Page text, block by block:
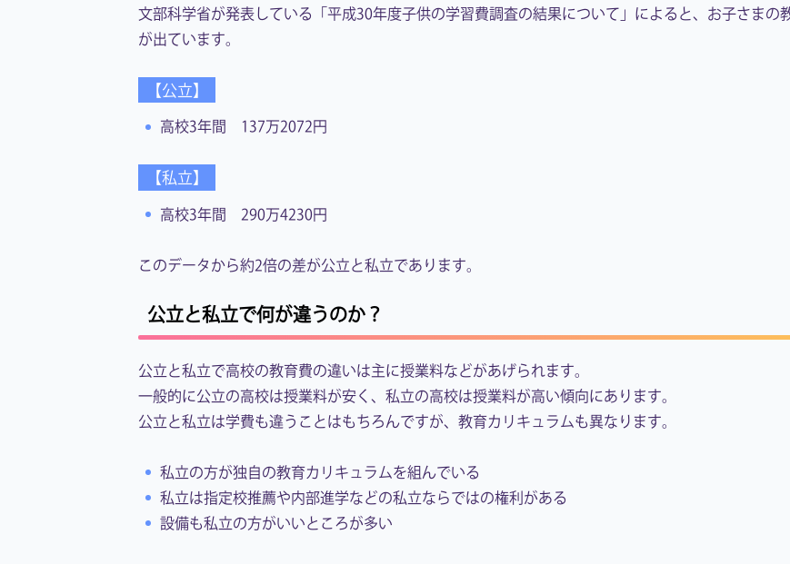
文部科学省が発表している「平成30年度子供の学習費調査の結果について」によると、お子さまの
が出ています。
【公立】
高校3年間 137万2072円
【私立】
高校3年間 290万4230円
このデータから約2倍の差が公立と私立であります。
公立と私立で何が違うのか？
公立と私立で高校の教育費の違いは主に授業料などがあげられます。
一般的に公立の高校は授業料が安く、私立の高校は授業料が高い傾向にあります。
公立と私立は学費も違うことはもちろんですが、教育カリキュラムも異なります。
私立の方が独自の教育カリキュラムを組んでいる
私立は指定校推薦や内部進学などの私立ならではの権利がある
設備も私立の方がいいところが多い